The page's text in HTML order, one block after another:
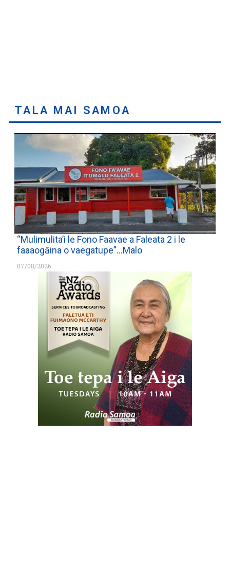
TALA MAI SAMOA
“Mulimulita’i le Fono Faavae a Faleata 2 i le
faaaogāina o vaegatupe”…Malo
07/08/2026